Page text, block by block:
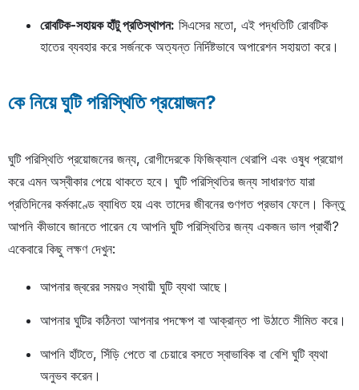
রোবটিক-সহায়ক হাঁটু প্রতিস্থাপন: সিএসের মতো, এই পদ্ধতিটি রোবটিক
হাতের ব্যবহার করে সর্জনকে অত্যন্ত নির্দিষ্টভাবে অপারেশন সহায়তা করে।
কে নিয়ে ঘুটি পরিস্থিতি প্রয়োজন?
ঘুটি পরিস্থিতি প্রয়োজনের জন্য, রোগীদেরকে ফিজিক্যাল থেরাপি এবং ওষুধ প্রয়োগ
করে এমন অস্বীকার পেয়ে থাকতে হবে। ঘুটি পরিস্থিতির জন্য সাধারণত যারা
প্রতিদিনের কর্মকাণ্ডে ব্যাধিত হয় এবং তাদের জীবনের গুণগত প্রভাব ফেলে। কিন্তু
আপনি কীভাবে জানতে পারেন যে আপনি ঘুটি পরিস্থিতির জন্য একজন ভাল প্রার্থী?
একেবারে কিছু লক্ষণ দেখুন:
আপনার জ্বরের সময়ও স্থায়ী ঘুটি ব্যথা আছে।
আপনার ঘুটির কঠিনতা আপনার পদক্ষেপ বা আক্রান্ত পা উঠাতে সীমিত করে।
আপনি হাঁটতে, সিঁড়ি পেতে বা চেয়ারে বসতে স্বাভাবিক বা বেশি ঘুটি ব্যথা
অনুভব করেন।